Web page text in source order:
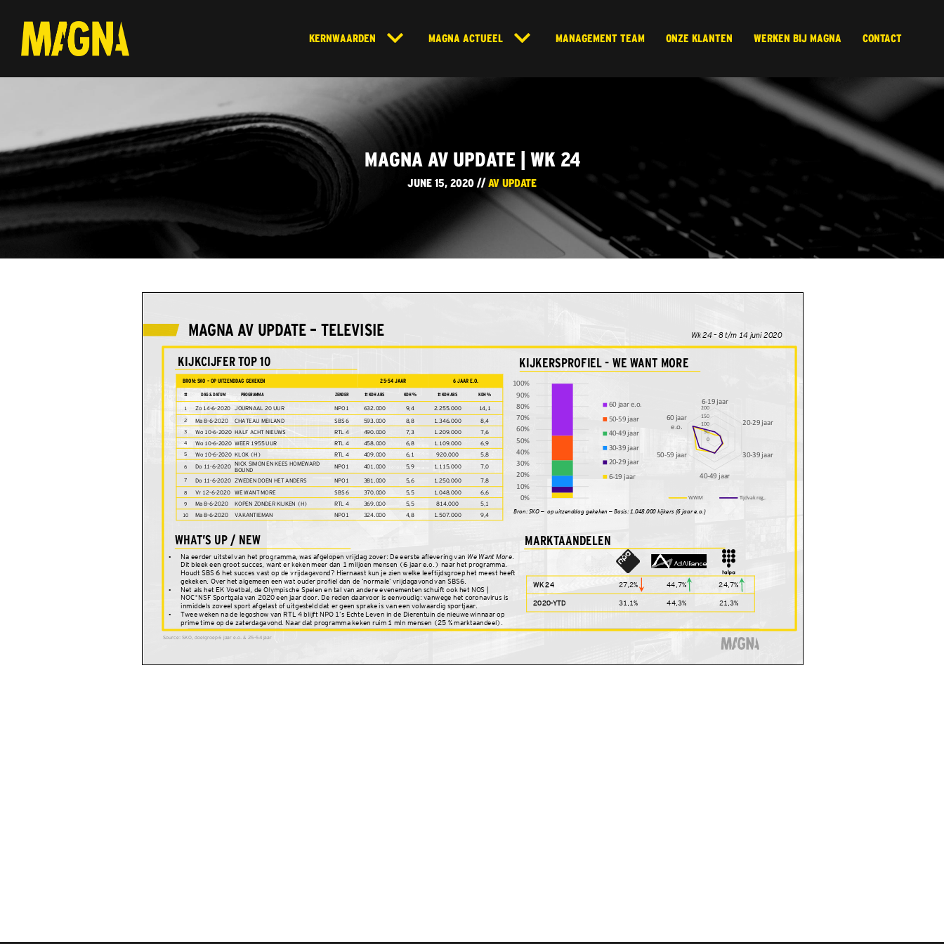
KERNWAARDEN MAGNA ACTUEEL MANAGEMENT TEAM ONZE KLANTEN WERKEN BIJ MAGNA CONTACT
MAGNA AV UPDATE | WK 24
JUNE 15, 2020 //AV UPDATE